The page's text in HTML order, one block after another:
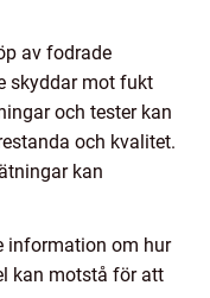
av fodrade
skyddar mot fukt
och tester kan
och kvalitet.
kan
information om hur
kan motstå för att